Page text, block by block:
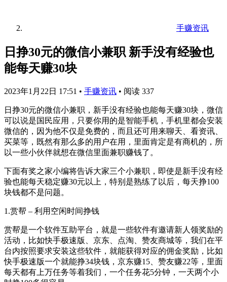
手赚资讯
日挣30元的微信小兼职 新手没有经验也
能每天赚30块
2023年1月22日 17:51 • 手赚资讯 • 阅读 337
日挣30元的微信小兼职，新手没有经验也能每天赚30块，微信
可以说是国民应用，只要你用的是智能手机，手机里都会安装
微信的，因为他不仅是免费的，而且还可用来聊天、看资讯、
买菜等，既然有那么多的用户在用，里面肯定是有商机的，所
以一些小伙伴就想在微信里面兼职赚钱了。
下面有奖之家小编将告诉大家三个小兼职，即使是新手没有经
验也能每天稳定赚30元以上，特别是熟练了以后，每天挣100
块钱都不是问题。
1.赏帮 – 利用空闲时间挣钱
赏帮是一个软件互助平台，就是一些软件有邀请新人领奖励的
活动，比如快手极速版、京东、点淘、赞友商城等，我们在平
台内按照要求安装这些软件，就能获得对应的佣金奖励，比如
快手极速版一个就能挣34块钱，京东赚15、赞友赚22等，里面
每天都有上万任务等着我们，一个任务花5分钟，一天两个小